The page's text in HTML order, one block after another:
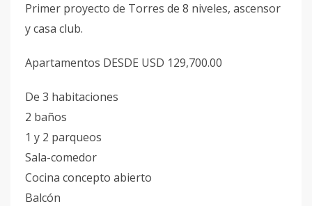
Primer proyecto de Torres de 8 niveles, ascensor
y casa club.
Apartamentos DESDE USD 129,700.00
De 3 habitaciones
2 baños
1 y 2 parqueos
Sala-comedor
Cocina concepto abierto
Balcón